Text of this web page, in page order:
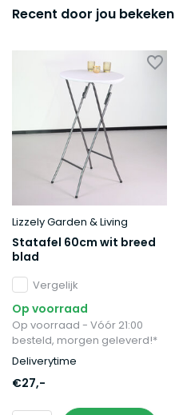
Recent door jou bekeken
Lizzely Garden & Living
Statafel 60cm wit breed
blad
Vergelijk
Op voorraad
Op voorraad - Vóór 21:00
besteld, morgen geleverd!*
Deliverytime
€27,-